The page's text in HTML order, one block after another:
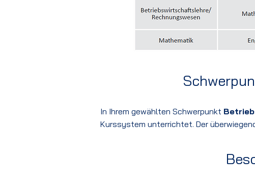
In Ihrem gewählten Schwerpunkt
Kurssystem unterrichtet. Der